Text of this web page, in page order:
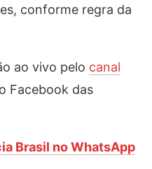
conforme regra da
ao vivo pelo canal
Facebook das
Brasil no WhatsApp